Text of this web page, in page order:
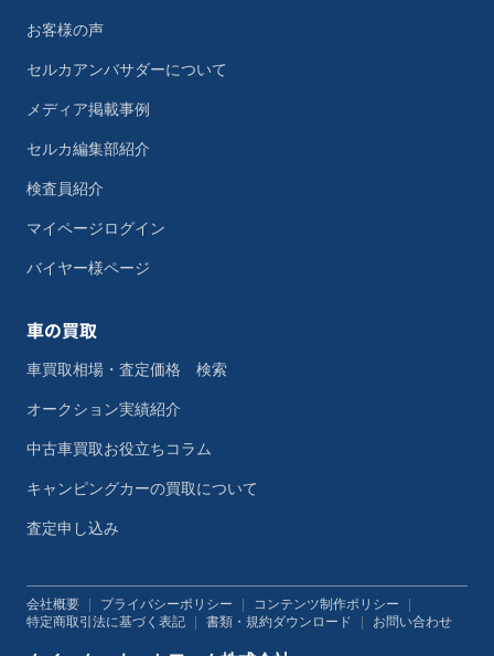
お客様の声
セルカアンバサダーについて
メディア掲載事例
セルカ編集部紹介
検査員紹介
マイページログイン
バイヤー様ページ
車の買取
車買取相場・査定価格 検索
オークション実績紹介
中古車買取お役立ちコラム
キャンピングカーの買取について
査定申し込み
会社概要 プライバシーポリシー コンテンツ制作ポリシー
特定商取引法に基づく表記
書類・規約ダウンロード お問い合わせ